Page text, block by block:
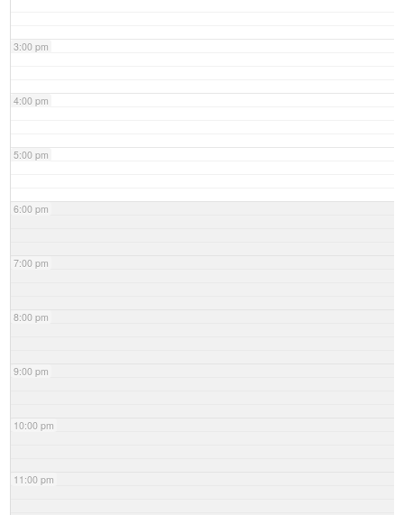
3:00 pm
4:00 pm
5:00 pm
6:00 pm
7:00 pm
8:00 pm
9:00 pm
10:00 pm
11:00 pm